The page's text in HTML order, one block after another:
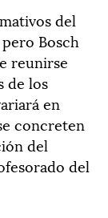
del
Bosch
reunirse
de los
en
concreten
del
del